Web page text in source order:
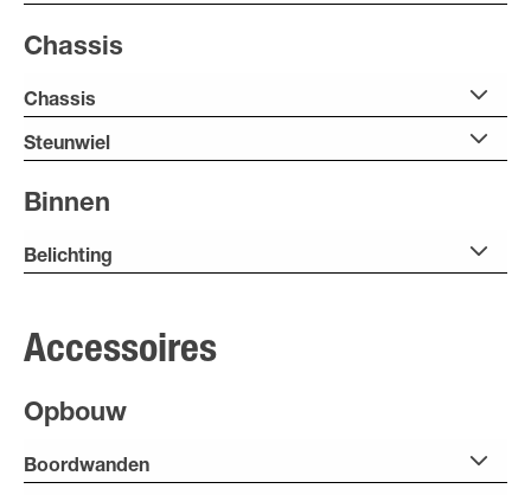
Chassis
Chassis
Steunwiel
Binnen
Belichting
Accessoires
Opbouw
Boordwanden